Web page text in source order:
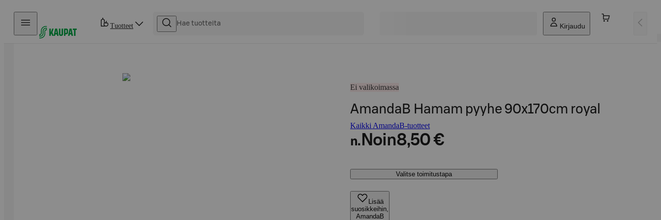
Hyppää sisältöön
Tuotteet Kirjaudu
Ei valikoimassa
AmandaB Hamam pyyhe 90x170cm royal
Kaikki AmandaB-tuotteet
n. Noin8,50 €
Valitse toimitustapa
Lisää
suosikkeihin,
AmandaB